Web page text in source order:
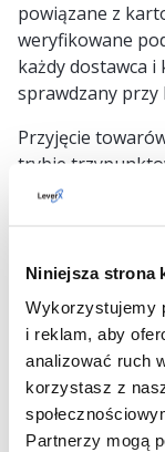
Niniejsza strona
Wykorzystujemy
i reklam, aby
analizować ruch
korzystasz z
Partnerzy mogą
powiązane z
weryfikowane
każdy dostawca
sprawdzany przy
Przyjęcie
trybie
zakupu,
porównywane
przed
najczęstszych
dostawcami.
Zarządzanie
ruchy
materiałowy